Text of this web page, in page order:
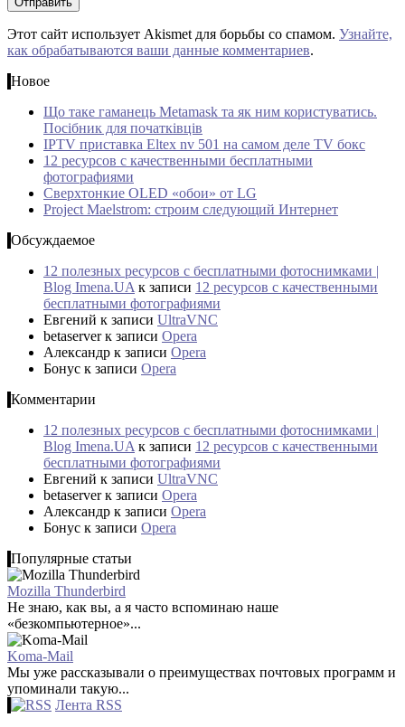
Этот сайт использует Akismet для борьбы со спамом. Узнайте,
как обрабатываются ваши данные комментариев.
Новое
Що таке гаманець Metamask та як ним користуватись.
Посібник для початківців
IPTV приставка Eltex nv 501 на самом деле TV бокс
12 ресурсов с качественными бесплатными
фотографиями
Сверхтонкие OLED «обои» от LG
Project Maelstrom: строим следующий Интернет
Обсуждаемое
12 полезных ресурсов с бесплатными фотоснимками |
Blog Imena.UA к записи 12 ресурсов с качественными
бесплатными фотографиями
Евгений к записи UltraVNC
betaserverк записи Opera
Александр к записи Opera
Бонус к записи Opera
Комментарии
12 полезных ресурсов с бесплатными фотоснимками |
Blog Imena.UA к записи 12 ресурсов с качественными
бесплатными фотографиями
Евгений к записи UltraVNC
betaserverк записи Opera
Александр к записи Opera
Бонус к записи Opera
Популярные статьи
Mozilla Thunderbird
Не знаю, как вы, а я часто вспоминаю наше
«безкомпьютерное»...
Koma-Mail
Мы уже рассказывали о преимуществах почтовых программ и
упоминали такую...
Лента RSS